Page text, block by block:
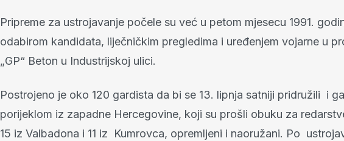
Pripreme za ustrojavanje počele su već u petom mjesecu 1991.
odabirom kandidata, liječničkim pregledima i uređenjem vojarne u
„GP“ Beton u Industrijskoj ulici.
Postrojeno je oko 120 gardista da bi se 13. lipnja satniji pridružili i
porijeklom iz zapadne Hercegovine, koji su prošli obuku za
15 iz Valbadona i 11 iz Kumrovca, opremljeni i naoružani. Po